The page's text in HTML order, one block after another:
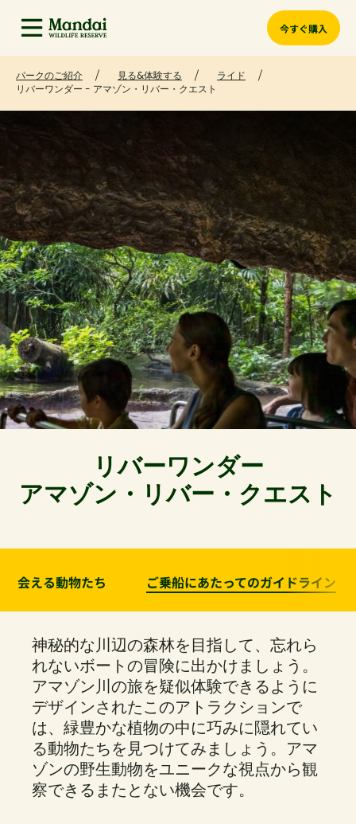
今すぐ購入
パークのご紹介 見る&体験する
ライド
リバーワンダー - アマゾン・リバー・クエスト
リバーワンダー
アマゾン・リバー・クエスト
会える動物たち ご乗船にあたってのガイドライン
神秘的な川辺の森林を目指して、忘れら
れないボートの冒険に出かけましょう。
アマゾン川の旅を疑似体験できるように
デザインされたこのアトラクションで
は、緑豊かな植物の中に巧みに隠れてい
る動物たちを見つけてみましょう。アマ
ゾンの野生動物をユニークな視点から観
察できるまたとない機会です。